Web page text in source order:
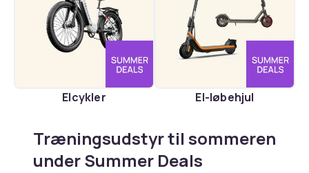
Elcykler El-løbehjul
Træningsudstyr til sommeren
under Summer Deals